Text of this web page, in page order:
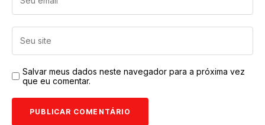
Salvar meus dados neste navegador para a próxima vez
que eu comentar.